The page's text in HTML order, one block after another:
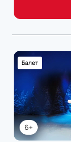
6+
Балет